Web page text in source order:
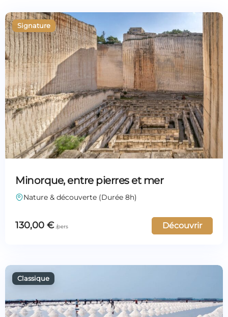
Minorque, entre pierres et mer
Nature & découverte (Durée 8h)
130,00 € Découvrir